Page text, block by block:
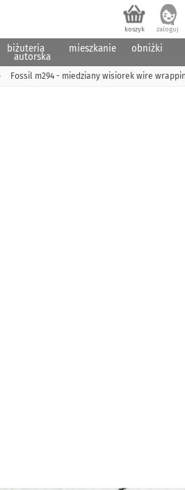
biżuteria
autorska
mieszkanie obniżki
Fossil m294 - miedziany wisiorek wire